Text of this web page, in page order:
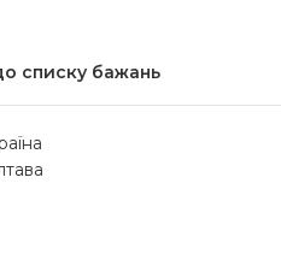
списку бажань